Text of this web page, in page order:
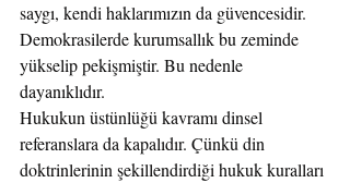
saygı, kendi haklarımızın da güvencesidir.
Demokrasilerde kurumsallık bu zeminde
yükselip pekişmiştir. Bu nedenle
dayanıklıdır.
Hukukun üstünlüğü kavramı dinsel
referanslara da kapalıdır. Çünkü din
doktrinlerinin şekillendirdiği hukuk kuralları